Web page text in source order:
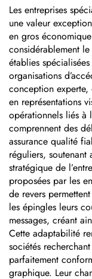
Les entreprises
une valeur
en gros
considérablement le
établies
organisations
conception
en représentations
opérationnels liés à
comprennent des
assurance qualité
réguliers,
stratégique de
proposées par les
de revers
les épingles leurs
messages, créant
Cette adaptabilité
sociétés
parfaitement
graphique. Leur